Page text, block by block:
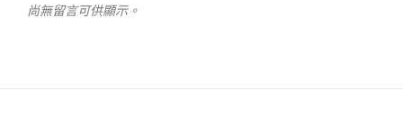
尚無留言可供顯示。